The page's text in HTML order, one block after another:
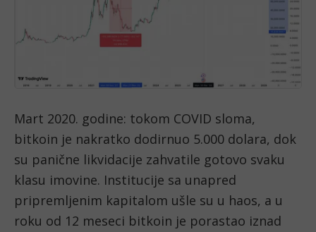
Mart 2020. godine: tokom COVID sloma,
bitkoin je nakratko dodirnuo 5.000 dolara, dok
su panične likvidacije zahvatile gotovo svaku
klasu imovine. Institucije sa unapred
pripremljenim kapitalom ušle su u haos, a u
roku od 12 meseci bitkoin je porastao iznad